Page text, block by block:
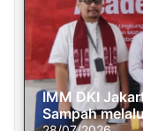
IMM DKI
Sampah